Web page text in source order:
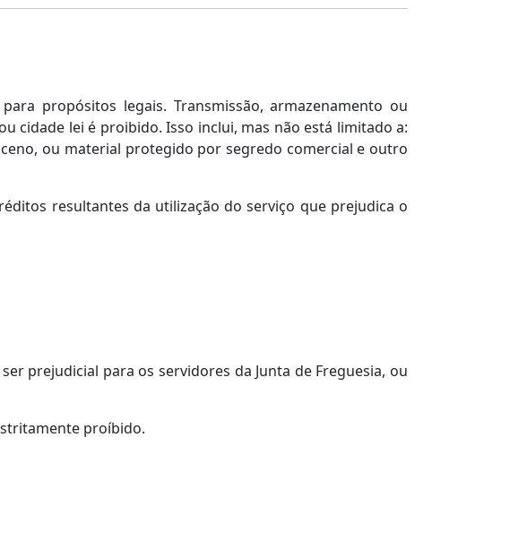
propósitos legais. Transmissão, armazenamento ou
cidade lei é proibido. Isso inclui, mas não está limitado a:
ou material protegido por segredo comercial e outro
resultantes da utilização do serviço que prejudica o
prejudicial para os servidores da Junta de Freguesia, ou
proíbido.